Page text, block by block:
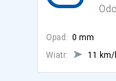
Opad: 0 mm
Wiatr:
11 km/